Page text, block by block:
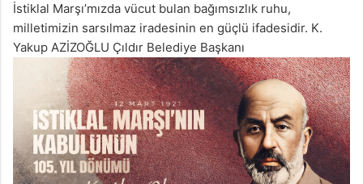
İstiklal Marşı’mızda vücut bulan bağımsızlık ruhu,
milletimizin sarsılmaz iradesinin en güçlü ifadesidir. K.
Yakup AZİZOĞLU Çıldır Belediye Başkanı